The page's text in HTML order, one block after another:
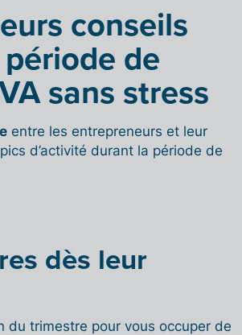
conseils
de
sans stress
entre les entrepreneurs et leur
d’activité durant la période de
dès leur
du trimestre pour vous occuper de